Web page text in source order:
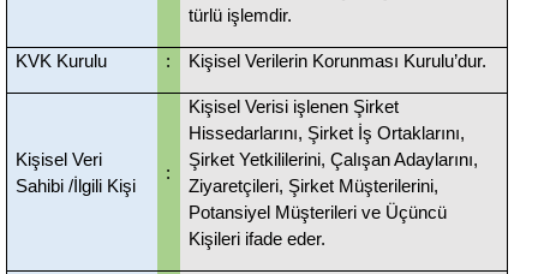
türlü işlemdir.
KVK Kurulu : Kişisel Verilerin Korunması Kurulu’dur.
Kişisel Veri
Sahibi /İlgili Kişi
:
Kişisel Verisi işlenen Şirket
Hissedarlarını, Şirket İş Ortaklarını,
Şirket Yetkililerini, Çalışan Adaylarını,
Ziyaretçileri, Şirket Müşterilerini,
Potansiyel Müşterileri ve Üçüncü
Kişileri ifade eder.